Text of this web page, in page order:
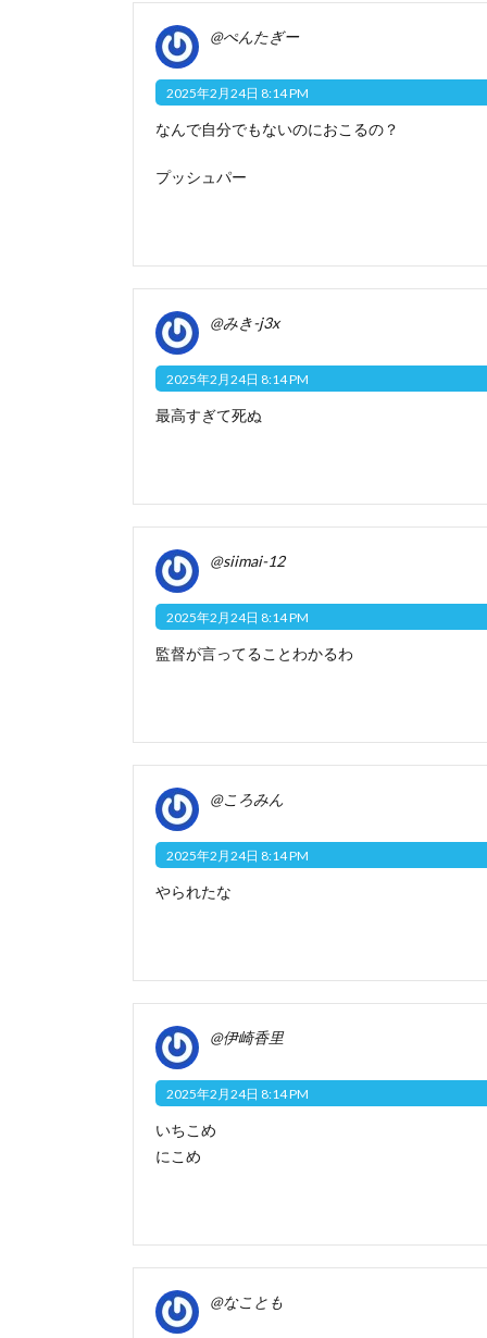
@ぺんたぎー
2025年2月24日 8:14 PM
なんで自分でもないのにおこるの？
プッシュパー
@みき-j3x
2025年2月24日 8:14 PM
最高すぎて死ぬ
@siimai-12
2025年2月24日 8:14 PM
監督が言ってることわかるわ
@ころみん
2025年2月24日 8:14 PM
やられたな
@伊崎香里
2025年2月24日 8:14 PM
いちこめ
にこめ
@なことも